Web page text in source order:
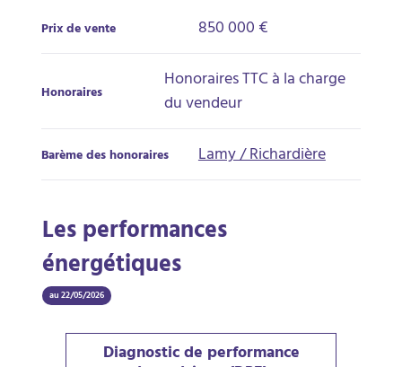
Prix de vente 850 000 €
Honoraires Honoraires TTC à la charge
du vendeur
Barème des honoraires Lamy / Richardière
Les performances
énergétiques
au 22/05/2026
Diagnostic de performance